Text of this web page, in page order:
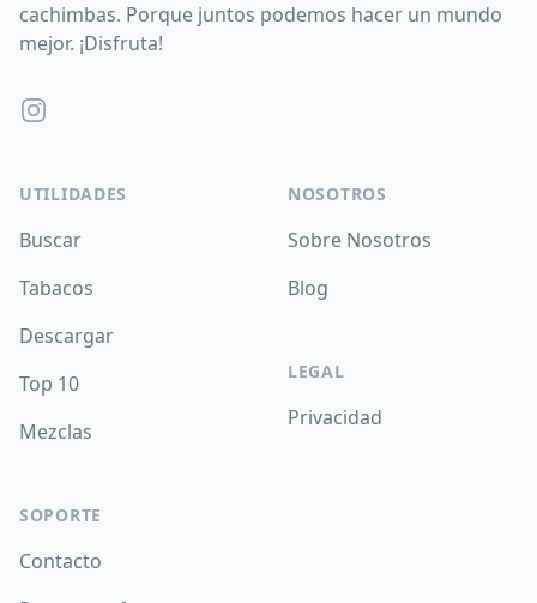
cachimbas. Porque juntos podemos hacer un mundo
mejor. ¡Disfruta!
Instagram
UTILIDADES
Buscar
Tabacos
Descargar
Top 10
Mezclas
SOPORTE
Contacto
NOSOTROS
Sobre Nosotros
Blog
LEGAL
Privacidad